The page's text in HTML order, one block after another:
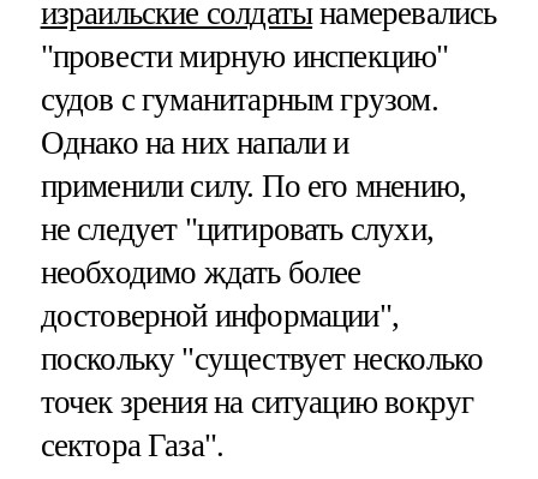
израильские солдатынамеревались
"провести мирную инспекцию"
судов с гуманитарным грузом.
Однако на них напали и
применили силу. По его мнению,
не следует "цитировать слухи,
необходимо ждать более
достоверной информации",
поскольку "существует несколько
точек зрения на ситуацию вокруг
сектора Газа".